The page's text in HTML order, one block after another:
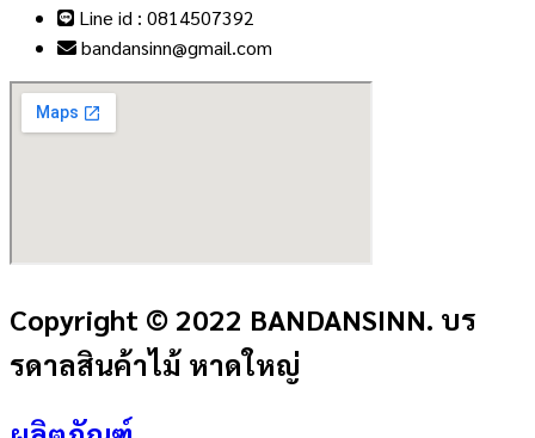
Line id : 0814507392
bandansinn@gmail.com
Copyright © 2022 BANDANSINN. บร
รดาลสินค้าไม้ หาดใหญ่